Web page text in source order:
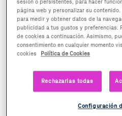
sesión o persistentes, para hacer
página web y personalizar su
para medir y obtener datos de la
publicidad a tus gustos y preferencias.
de cookies a continuación. Asimismo,
consentimiento en cualquier momento
cookies
Política de Cookies
Rechazarlas todas
Configuración